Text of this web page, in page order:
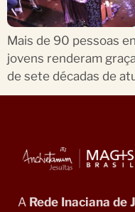
Mais de 90 pessoas
jovens renderam
de sete décadas de
A Rede Inaciana de